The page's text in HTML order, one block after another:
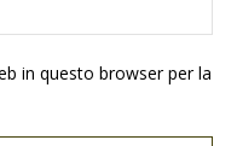
in questo browser per la